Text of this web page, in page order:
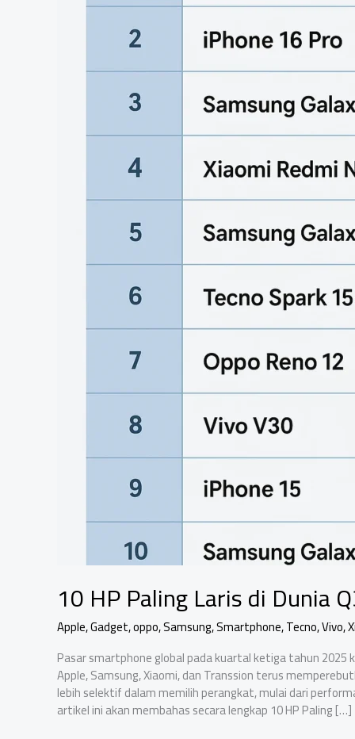
10 HP Paling Laris di Dunia
Apple,Gadget,oppo,Samsung,Smartphone,Tecno,Vivo,
Pasar smartphone global pada kuartal ketiga tahun
Apple, Samsung, Xiaomi, dan Transsion terus
lebih selektif dalam memilih perangkat, mulai dari
artikel ini akan membahas secara lengkap 10 HP Paling […]